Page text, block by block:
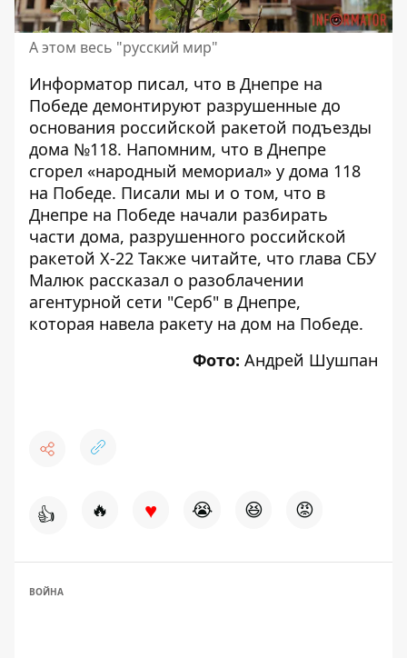
А этом весь "русский мир"
Информатор писал, что в Днепре на
Победе демонтируют разрушенные до
основания российской ракетой подъезды
дома №118. Напомним, что в Днепре
сгорел «народный мемориал» у дома 118
на Победе. Писали мы и о том, что в
Днепре на Победе начали разбирать
части дома, разрушенного российской
ракетой Х-22 Также читайте, что глава СБУ
Малюк рассказал о разоблачении
агентурной сети "Серб" в Днепре,
которая навела ракету на дом на Победе.
Фото: Андрей Шушпан
👍 🔥 ♥ 😭 😆 😡
ВОЙНА